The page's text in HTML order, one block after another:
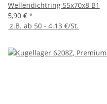
Wellendichtring 55x70x8 B1
5,90 € *
z.B. ab 50 - 4.13 €/St.